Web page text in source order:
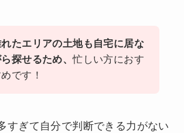
たエリアの土地も自宅に居な
探せるため、忙しい方におす
です！
すぎて自分で判断できる力がない